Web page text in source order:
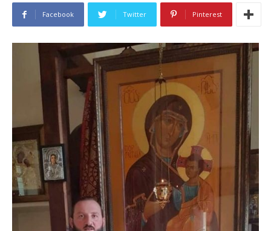
Facebook Twitter Pinterest